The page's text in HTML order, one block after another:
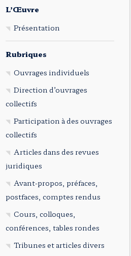
L’Œuvre
Présentation
Rubriques
Ouvrages individuels
Direction d’ouvrages
collectifs
Participation à des ouvrages
collectifs
Articles dans des revues
juridiques
Avant-propos, préfaces,
postfaces, comptes rendus
Cours, colloques,
conférences, tables rondes
Tribunes et articles divers